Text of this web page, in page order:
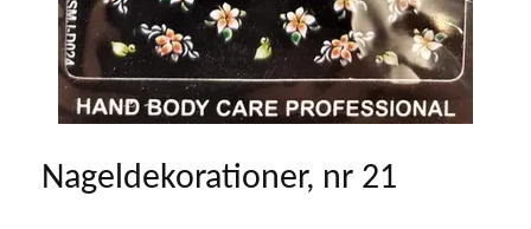
Nageldekorationer, nr 21